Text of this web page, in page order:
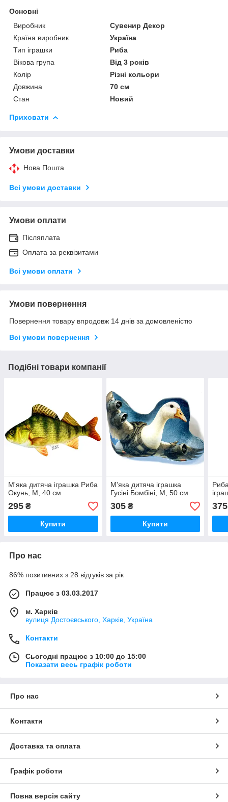
Основні
Виробник
Сувенир Декор
Країна виробник
Україна
Тип іграшки
Риба
Вікова група
Від 3 років
Колір
Різні кольори
Довжина
70 см
Стан
Новий
Приховати
Умови доставки
Нова Пошта
Всі умови доставки
Умови оплати
Післяплата
Оплата за реквізитами
Всі умови оплати
Умови повернення
Повернення товару впродовж 14 днів за домовленістю
Всі умови повернення
Подібні товари компанії
М'яка дитяча іграшка Риба
Окунь, M, 40 см
295 ₴
Купити
М'яка дитяча іграшка
Гусіні Бомбіні, М, 50 см
305₴
Купити
375
Про нас
86% позитивних з 28 відгуків за рік
Працює з 03.03.2017
м. Харків
вулиця Достоєвського, Харків, Україна
Контакти
Сьогодні працює з 10:00 до 15:00
Показати весь графік роботи
Про нас
Контакти
Доставка та оплата
Графік роботи
Повна версія сайту